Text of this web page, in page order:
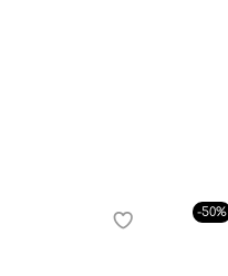
-50%